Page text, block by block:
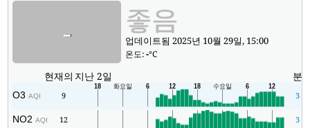
- 좋음
업데이트됨 2025년 10월 29일, 15:00
온도:-°C
현재의 지난 2일 분
O3AQI 9 3
NO2AQI 12 3